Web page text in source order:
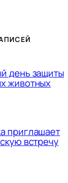
день защиты
животных
приглашает
встречу